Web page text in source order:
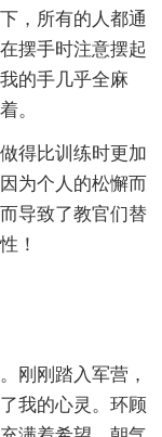
，所有的人都通
摆手时注意摆起
的手几乎全麻
。
得比训练时更加
为个人的松懈而
导致了教官们替
！
刚刚踏入军营，
我的心灵。环顾